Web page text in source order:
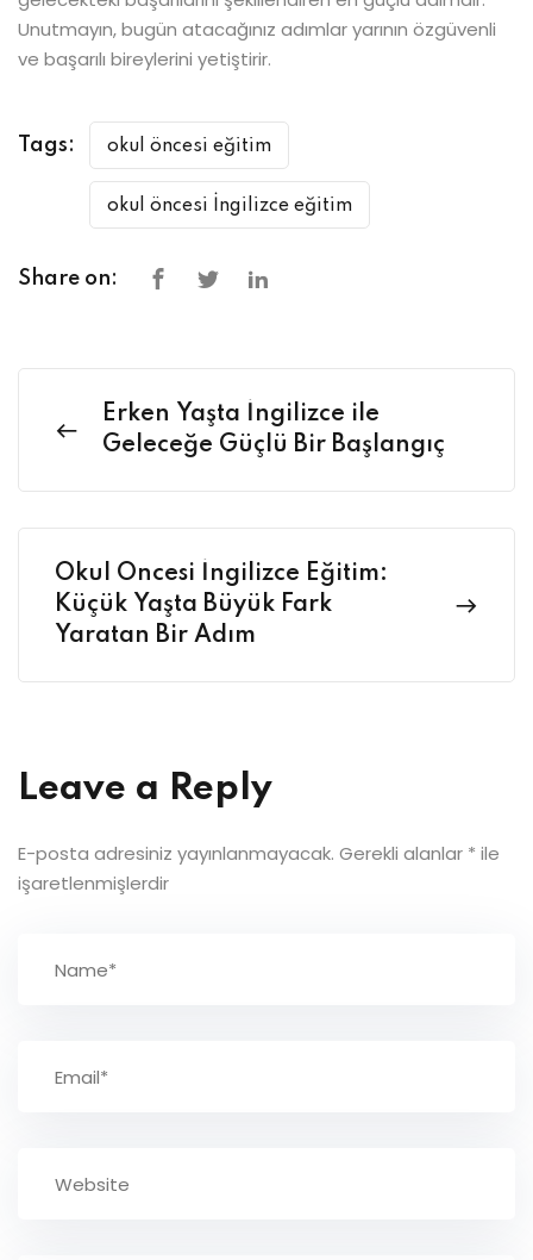
Unutmayın, bugün atacağınız adımlar yarının özgüvenli
ve başarılı bireylerini yetiştirir.
Tags: okul öncesi eğitim
okul öncesi İngilizce eğitim
Share on:
Erken Yaşta İngilizce ile
Geleceğe Güçlü Bir Başlangıç
Okul Öncesi İngilizce Eğitim:
Küçük Yaşta Büyük Fark
Yaratan Bir Adım
Leave a Reply
E-posta adresiniz yayınlanmayacak. Gerekli alanlar * ile
işaretlenmişlerdir